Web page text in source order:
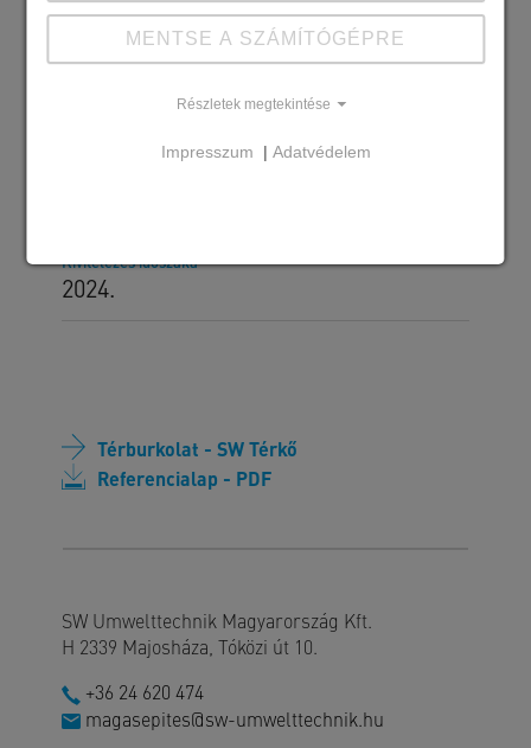
Maroskő - dióhéj, holdeső
Kivitelezés időszaka
2024.
Térburkolat - SW Térkő
Referencialap - PDF
SW Umwelttechnik Magyarország Kft.
H 2339 Majosháza, Tóközi út 10.
+36 24 620 474
magasepites@sw-umwelttechnik.hu
MENTSE A SZÁMÍTÓGÉPRE
Részletek megtekintése
Impresszum | Adatvédelem